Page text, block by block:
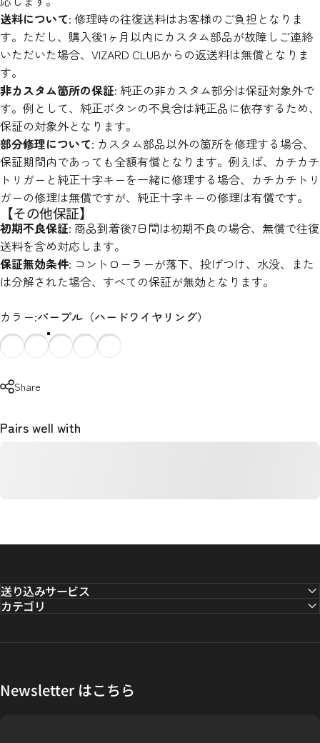
送料について: 修理時の往復送料はお客様のご負担となりま
す。ただし、購入後1ヶ月以内にカスタム部品が故障しご連絡
いただいた場合、VIZARD CLUBからの返送料は無償となりま
す。
非カスタム箇所の保証: 純正の非カスタム部分は保証対象外で
す。例として、純正ボタンの不具合は純正品に依存するため、
保証の対象外となります。
部分修理について: カスタム部品以外の箇所を修理する場合、
保証期間内であっても全額有償となります。例えば、カチカチ
トリガーと純正十字キーを一緒に修理する場合、カチカチトリ
ガーの修理は無償ですが、純正十字キーの修理は有償です。
【その他保証】
初期不良保証: 商品到着後7日間は初期不良の場合、無償で往復
送料を含め対応します。
保証無効条件: コントローラーが落下、投げつけ、水没、また
は分解された場合、すべての保証が無効となります。
カラー
カラー:パープル（ハードワイヤリング）
Share
Pairs well with
送り込みサービス
カテゴリ
Newsletter はこちら